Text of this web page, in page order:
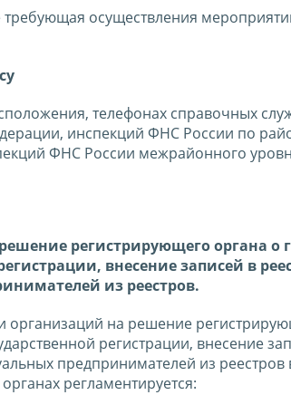
осуществления
телефонах справочных
инспекций ФНС России по
ФНС России межрайонного
регистрирующего органа о
внесение записей в
из реестров.
организаций на решение
регистрации, внесение
предпринимателей из
регламентируется: